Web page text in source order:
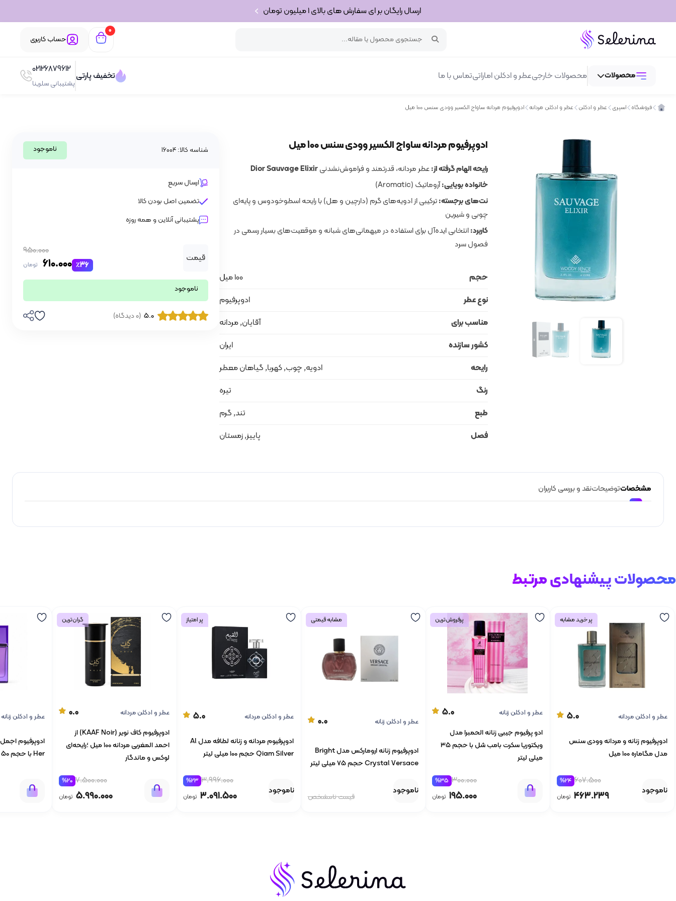
ارسال رایگان بر ای سفارش های بالای 1 میلیون تومان
0
حساب کاربری
محصولات محصولات خارجیعطر و ادکلن اماراتیتماس با ما تخفیف پارتی
02126879612
پشتیبانی سلرینا
فروشگاه اسپری عطر و ادکلن عطر و ادکلن مردانه ادوپرفیوم مردانه ساواج الکسیر وودی سنس 100 میل
ادوپرفیوم مردانه ساواج الکسیر وودی سنس 100 میل
رایحه الهام گرفته از:عطر مردانه، قدرتمند و فراموش‌نشدنیDior Sauvage Elixir
خانواده بویایی:آروماتیک (Aromatic)
نت‌های برجسته:ترکیبی از ادویه‌های گرم (دارچین و هل) با رایحه اسطوخودوس و پایه‌ای
چوبی و شیرین
کاربرد:انتخابی ایده‌آل برای استفاده در میهمانی‌های شبانه و موقعیت‌های بسیار رسمی در
فصول سرد
حجم
100 میل
نوع عطر
ادوپرفیوم
مناسب برای
آقایان, مردانه
کشور سازنده
ایران
رایحه
ادویه, چوب, کهربا, گیاهان معطر
رنگ
تیره
طبع
تند, گرم
فصل
پاییز, زمستان
شناسه کالا: 16004 ناموجود
ارسال سریع
تضمین اصل بودن کالا
پشتیبانی آنلاین و همه روزه
قیمت
950.000
610.000 تومان ٪36
ناموجود
5.0 (0 دیدگاه)
مشخصاتتوضیحاتنقد و بررسی کاربران
محصولات پیشنهادی مرتبط
پر خرید مشابه
عطر و ادکلن مردانه 5.0
ادوپرفیوم زنانه و مردانه وودی سنس
مدل مگاماره 100 میل
607.500
%24
463.239 تومان
ناموجود
پرفروش‌ترین
عطر و ادکلن زنانه 5.0
ادو پرفیوم جیبی زنانه الحمبرا مدل
ویکتوریا سکرت بامب شل با حجم 35
میلی لیتر
300.000
%35
195.000 تومان
مشابه قیمتی
عطر و ادکلن زنانه 0.0
ادوپرفیوم زنانه ارومارکس مدل Bright
Crystal Versace حجم 75 میلی لیتر
قیمت نامشخص
ناموجود
پر امتیاز
عطر و ادکلن مردانه 5.0
ادوپرفیوم مردانه و زنانه لطافه مدل Al
Qiam Silver حجم 100 میلی لیتر
3.996.000
%23
3.091.500 تومان
ناموجود
گران‌ترین
عطر و ادکلن مردانه 0.0
ادوپرفیوم کاف نویر (KAAF Noir) از
احمد المغربی مردانه 100 میل ؛رایحه‌ای
لوکس و ماندگار
7.500.000
%20
5.990.000 تومان
عطر و ادکلن زنانه
Her با حجم 50 میلی لیتر